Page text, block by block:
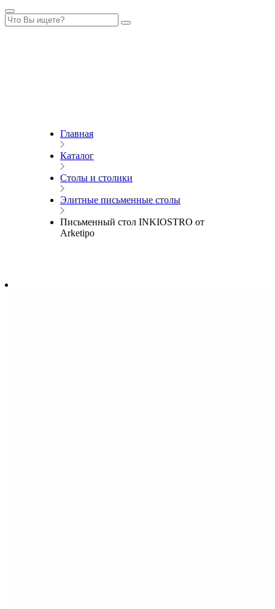
Главная
Каталог
Столы и столики
Элитные письменные столы
Письменный стол INKIOSTRO от
Arketipo